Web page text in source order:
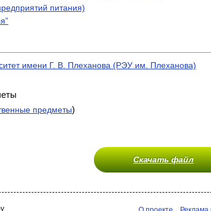
питания)
имени Г. В. Плеханова (РЭУ им. Плеханова)
предметы)
Скачать файл